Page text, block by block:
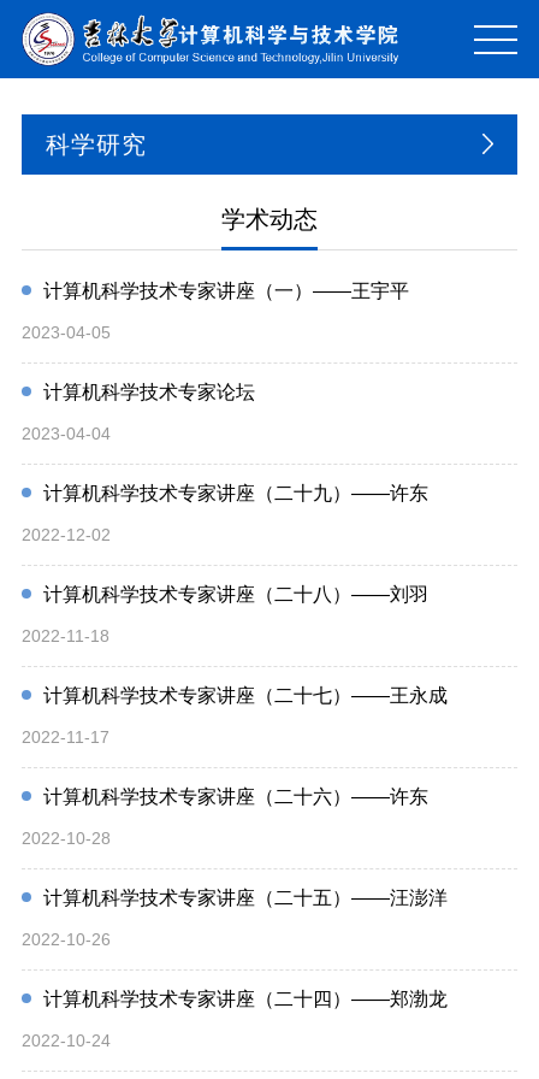
科学研究
学术动态
计算机科学技术专家讲座（一）——王宇平
2023-04-05
计算机科学技术专家论坛
2023-04-04
计算机科学技术专家讲座（二十九）——许东
2022-12-02
计算机科学技术专家讲座（二十八）——刘羽
2022-11-18
计算机科学技术专家讲座（二十七）——王永成
2022-11-17
计算机科学技术专家讲座（二十六）——许东
2022-10-28
计算机科学技术专家讲座（二十五）——汪澎洋
2022-10-26
计算机科学技术专家讲座（二十四）——郑渤龙
2022-10-24